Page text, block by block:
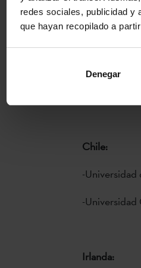
redes sociales, publicidad y
que hayan recopilado a
Denegar
21.04.2016
El objeto de
Chile:
-Universidad
-Universidad
Irlanda: